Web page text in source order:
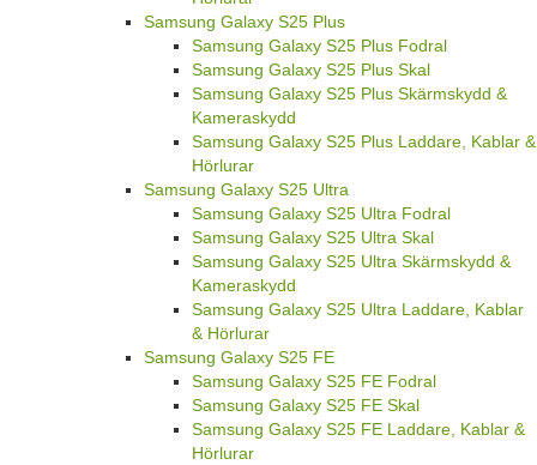
Samsung Galaxy S25 Plus
Samsung Galaxy S25 Plus Fodral
Samsung Galaxy S25 Plus Skal
Samsung Galaxy S25 Plus Skärmskydd &
Kameraskydd
Samsung Galaxy S25 Plus Laddare, Kablar &
Hörlurar
Samsung Galaxy S25 Ultra
Samsung Galaxy S25 Ultra Fodral
Samsung Galaxy S25 Ultra Skal
Samsung Galaxy S25 Ultra Skärmskydd &
Kameraskydd
Samsung Galaxy S25 Ultra Laddare, Kablar
& Hörlurar
Samsung Galaxy S25 FE
Samsung Galaxy S25 FE Fodral
Samsung Galaxy S25 FE Skal
Samsung Galaxy S25 FE Laddare, Kablar &
Hörlurar